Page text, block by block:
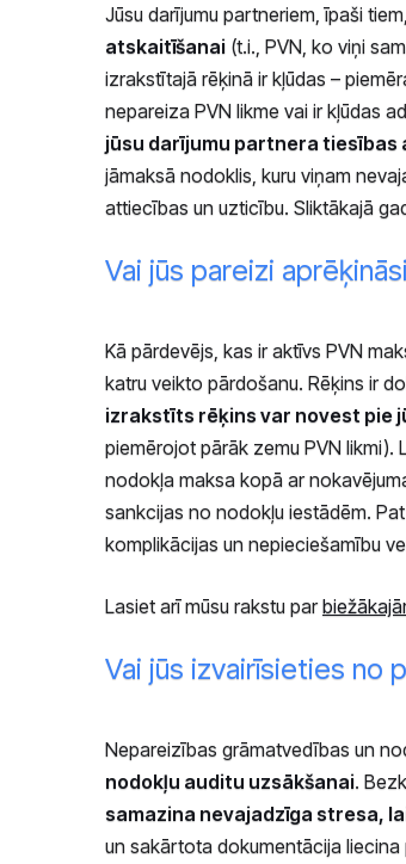
Jūsu darījumu partneriem, īpaši
atskaitīšanai (t.i., PVN, ko viņi
izrakstītajā rēķinā ir kļūdas –
nepareiza PVN likme vai ir kļūdas
jūsu darījumu partnera tiesības
jāmaksā nodoklis, kuru viņam
attiecības un uzticību. Sliktākajā
Vai jūs pareizi
Kā pārdevējs, kas ir aktīvs PVN
katru veikto pārdošanu. Rēķins ir
izrakstīts rēķins var novest pie
piemērojot pārāk zemu PVN likmi).
nodokļa maksa kopā ar
sankcijas no nodokļu iestādēm.
komplikācijas un nepieciešamību
Lasiet arī mūsu rakstu par
Vai jūs izvairīsieties no
Nepareizības grāmatvedības un
nodokļu auditu uzsākšanai.
samazina nevajadzīga stresa,
un sakārtota dokumentācija